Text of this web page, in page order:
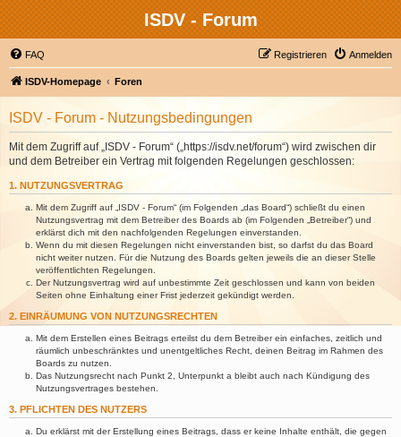
ISDV - Forum
FAQ Anmelden
Registrieren
ISDV-Homepage Foren
ISDV - Forum - Nutzungsbedingungen
Mit dem Zugriff auf „ISDV - Forum“ („https://isdv.net/forum“) wird zwischen dir
und dem Betreiber ein Vertrag mit folgenden Regelungen geschlossen:
1. NUTZUNGSVERTRAG
Mit dem Zugriff auf „ISDV - Forum“ (im Folgenden „das Board“) schließt du einen
Nutzungsvertrag mit dem Betreiber des Boards ab (im Folgenden „Betreiber“) und
erklärst dich mit den nachfolgenden Regelungen einverstanden.
Wenn du mit diesen Regelungen nicht einverstanden bist, so darfst du das Board
nicht weiter nutzen. Für die Nutzung des Boards gelten jeweils die an dieser Stelle
veröffentlichten Regelungen.
Der Nutzungsvertrag wird auf unbestimmte Zeit geschlossen und kann von beiden
Seiten ohne Einhaltung einer Frist jederzeit gekündigt werden.
2. EINRÄUMUNG VON NUTZUNGSRECHTEN
Mit dem Erstellen eines Beitrags erteilst du dem Betreiber ein einfaches, zeitlich und
räumlich unbeschränktes und unentgeltliches Recht, deinen Beitrag im Rahmen des
Boards zu nutzen.
Das Nutzungsrecht nach Punkt 2, Unterpunkt a bleibt auch nach Kündigung des
Nutzungsvertrages bestehen.
3. PFLICHTEN DES NUTZERS
Du erklärst mit der Erstellung eines Beitrags, dass er keine Inhalte enthält, die gegen